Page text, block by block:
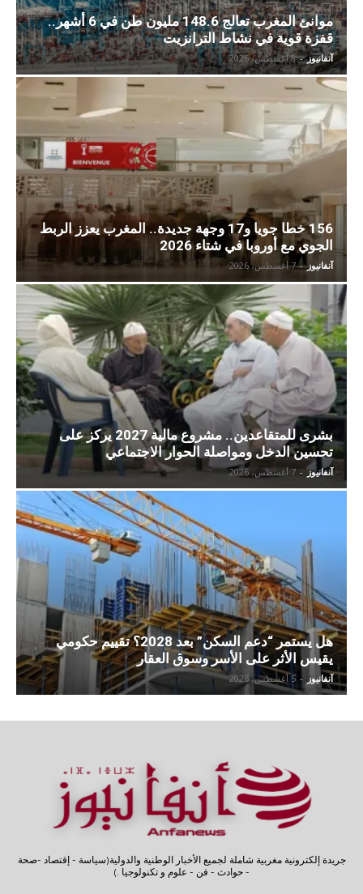
موانئ المغرب تعالج 148.6 مليون طن في 6 أشهر..
قفزة قوية في نشاط الترانزيت
آنفانيوز - 8 أغسطس، 2026
156 خطا جويا و17 وجهة جديدة.. المغرب يعزز الربط
الجوي مع أوروبا في شتاء 2026
آنفانيوز - 7 أغسطس، 2026
بشرى للمتقاعدين.. مشروع مالية 2027 يركز على
تحسين الدخل ومواصلة الحوار الاجتماعي
آنفانيوز - 7 أغسطس، 2026
هل يستمر “دعم السكن” بعد 2028؟ تقييم حكومي
يقيس الأثر على الأسر وسوق العقار
آنفانيوز - 5 أغسطس، 2026
جريدة إلكترونية مغربية شاملة لجميع الأخبار الوطنية والدولية(سياسة - إقتصاد -صحة
- حوادث - فن - علوم و تكنولوجيا .)